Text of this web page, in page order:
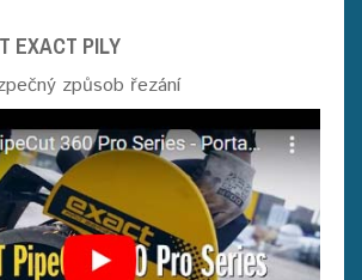
EXACT PILY
způsob řezání